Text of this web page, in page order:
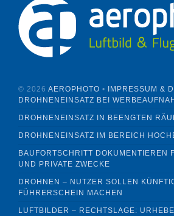
© 2026 AEROPHOTO •
IMPRESSUM &
DROHNENEINSATZ BEI
DROHNENEINSATZ IN BEENGTEN
DROHNENEINSATZ IM BEREICH
BAUFORTSCHRITT DOKUMENTIEREN
UND PRIVATE ZWECKE
DROHNEN – NUTZER SOLLEN
FÜHRERSCHEIN MACHEN
LUFTBILDER – RECHTSLAGE: